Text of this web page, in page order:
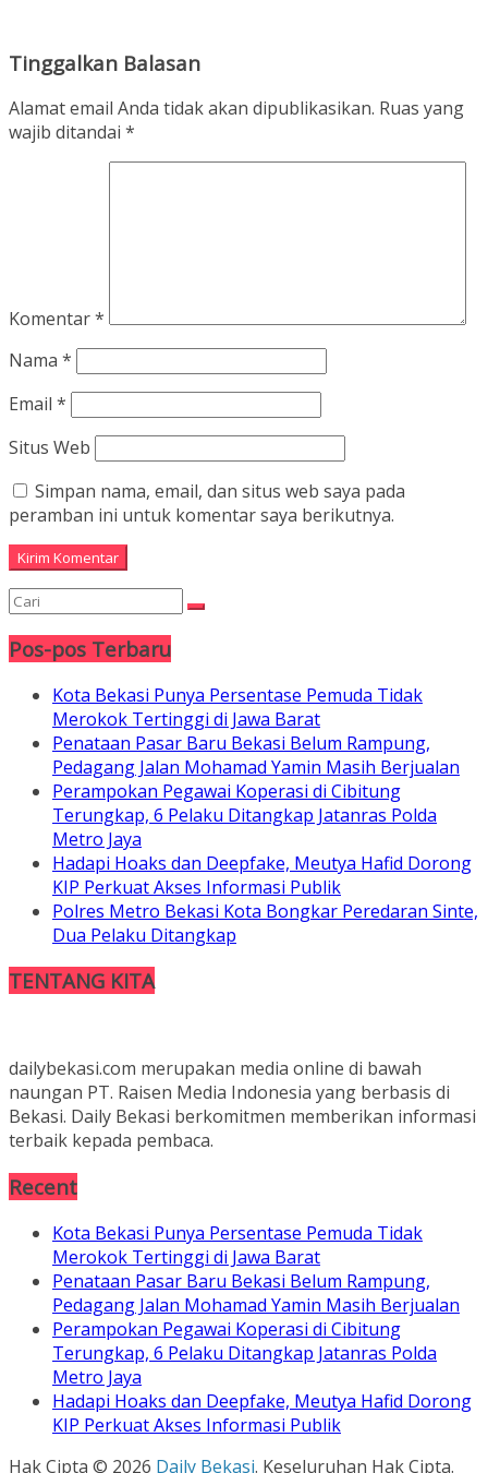
Tinggalkan Balasan
Alamat email Anda tidak akan dipublikasikan. Ruas yang
wajib ditandai *
Komentar*
Nama *
Email *
Situs Web
Simpan nama, email, dan situs web saya pada
peramban ini untuk komentar saya berikutnya.
Pos-pos Terbaru
Kota Bekasi Punya Persentase Pemuda Tidak
Merokok Tertinggi di Jawa Barat
Penataan Pasar Baru Bekasi Belum Rampung,
Pedagang Jalan Mohamad Yamin Masih Berjualan
Perampokan Pegawai Koperasi di Cibitung
Terungkap, 6 Pelaku Ditangkap Jatanras Polda
Metro Jaya
Hadapi Hoaks dan Deepfake, Meutya Hafid Dorong
KIP Perkuat Akses Informasi Publik
Polres Metro Bekasi Kota Bongkar Peredaran Sinte,
Dua Pelaku Ditangkap
TENTANG KITA
dailybekasi.com merupakan media online di bawah
naungan PT. Raisen Media Indonesia yang berbasis di
Bekasi. Daily Bekasi berkomitmen memberikan informasi
terbaik kepada pembaca.
Recent
Kota Bekasi Punya Persentase Pemuda Tidak
Merokok Tertinggi di Jawa Barat
Penataan Pasar Baru Bekasi Belum Rampung,
Pedagang Jalan Mohamad Yamin Masih Berjualan
Perampokan Pegawai Koperasi di Cibitung
Terungkap, 6 Pelaku Ditangkap Jatanras Polda
Metro Jaya
Hadapi Hoaks dan Deepfake, Meutya Hafid Dorong
KIP Perkuat Akses Informasi Publik
Hak Cipta © 2026 Daily Bekasi. Keseluruhan Hak Cipta.